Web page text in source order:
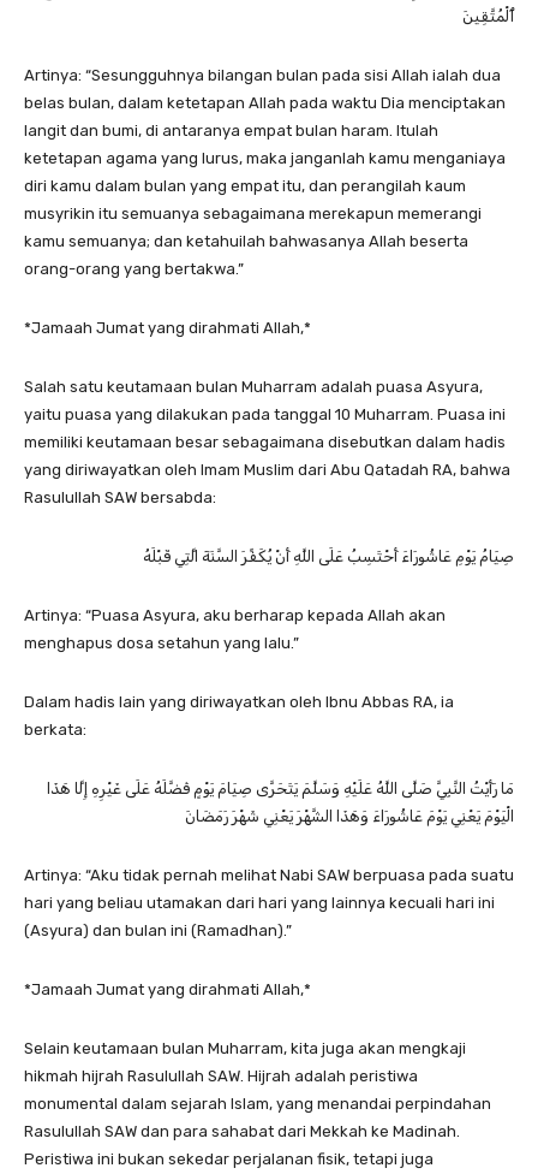
ٱلْمُتَّقِينَ
Artinya: “Sesungguhnya bilangan bulan pada sisi Allah ialah dua
belas bulan, dalam ketetapan Allah pada waktu Dia menciptakan
langit dan bumi, di antaranya empat bulan haram. Itulah
ketetapan agama yang lurus, maka janganlah kamu menganiaya
diri kamu dalam bulan yang empat itu, dan perangilah kaum
musyrikin itu semuanya sebagaimana merekapun memerangi
kamu semuanya; dan ketahuilah bahwasanya Allah beserta
orang-orang yang bertakwa.”
*Jamaah Jumat yang dirahmati Allah,*
Salah satu keutamaan bulan Muharram adalah puasa Asyura,
yaitu puasa yang dilakukan pada tanggal 10 Muharram. Puasa ini
memiliki keutamaan besar sebagaimana disebutkan dalam hadis
yang diriwayatkan oleh Imam Muslim dari Abu Qatadah RA, bahwa
Rasulullah SAW bersabda:
صِيَامُ يَوْمِ عَاشُورَاءَ أَحْتَسِبُ عَلَى اللَّهِ أَنْ يُكَفِّرَ السَّنَةَ الَّتِي قَبْلَهُ
Artinya: “Puasa Asyura, aku berharap kepada Allah akan
menghapus dosa setahun yang lalu.”
Dalam hadis lain yang diriwayatkan oleh Ibnu Abbas RA, ia
berkata:
مَا رَأَيْتُ النَّبِيَّ صَلَّى اللَّهُ عَلَيْهِ وَسَلَّمَ يَتَحَرَّى صِيَامَ يَوْمٍ فَضَّلَهُ عَلَى غَيْرِهِ إِلَّا هَذَا
الْيَوْمَ يَعْنِي يَوْمَ عَاشُورَاءَ وَهَذَا الشَّهْرَ يَعْنِي شَهْرَ رَمَضَانَ
Artinya: “Aku tidak pernah melihat Nabi SAW berpuasa pada suatu
hari yang beliau utamakan dari hari yang lainnya kecuali hari ini
(Asyura) dan bulan ini (Ramadhan).”
*Jamaah Jumat yang dirahmati Allah,*
Selain keutamaan bulan Muharram, kita juga akan mengkaji
hikmah hijrah Rasulullah SAW. Hijrah adalah peristiwa
monumental dalam sejarah Islam, yang menandai perpindahan
Rasulullah SAW dan para sahabat dari Mekkah ke Madinah.
Peristiwa ini bukan sekedar perjalanan fisik, tetapi juga